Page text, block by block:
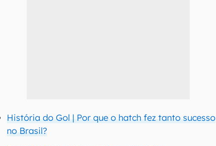
História do Gol | Por que o hatch fez tanto sucesso
no Brasil?